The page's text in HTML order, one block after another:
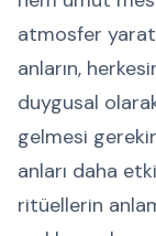
atmosfer
anların,
duygusal
gelmesi
anları daha
ritüellerin